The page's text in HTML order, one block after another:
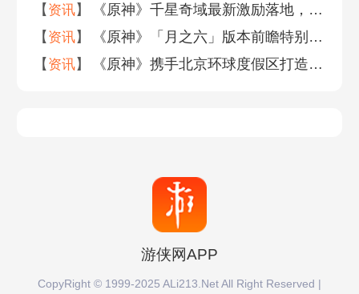
【 资讯】
《原神》千星奇域最新激励落地，中腰部创作者收益增长超四成
【 资讯】
《原神》「月之六」版本前瞻特别节目：全新角色莉奈娅登场、蒙德新区域开放
【 资讯】 《原神》携手北京环球度假区打造互动主题区，将蒙德城搬到现实世界
游侠网APP
CopyRight © 1999-2025 ALi213.Net All Right Reserved |